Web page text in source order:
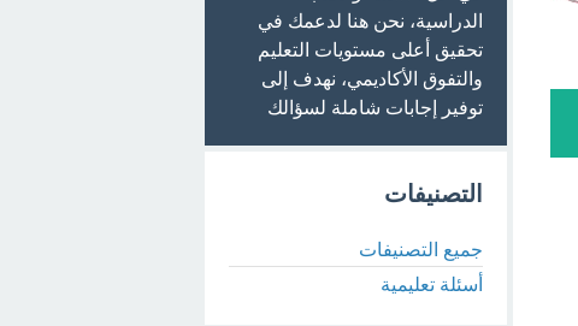
الدراسية، نحن هنا لدعمك في
تحقيق أعلى مستويات التعليم
والتفوق الأكاديمي، نهدف إلى
توفير إجابات شاملة لسؤالك
التصنيفات
جميع التصنيفات
أسئلة تعليمية